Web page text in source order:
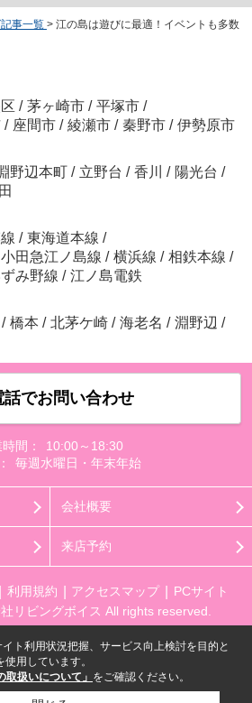
事一覧 > 江の島は遊びに最適！イベントも多数
/ 茅ヶ崎市 / 平塚市 /
/ 座間市 / 綾瀬市 / 秦野市 / 伊勢原市
野辺本町 / 立野台 / 香川 / 陽光台 /
/ 東海道本線 /
小田急江ノ島線 / 横浜線 / 相鉄本線 /
み野線 / 江ノ島電鉄
/ 橋本 / 北茅ケ崎 / 海老名 / 淵野辺 /
話でお問い合わせ
間：
10:00～18:30
毎週水曜日・年末年始
会社概要
来店予約
利用規約 アクセスマップ
PCサイト
リビングボイス All rights reserved.
ト利用状況把握、サービス向上検討を目的と
用しています。
取扱いについて」 をご確認ください。